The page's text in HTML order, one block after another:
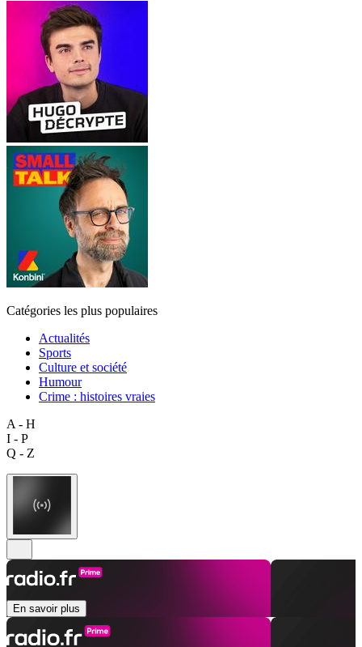
Catégories les plus populaires
Actualités
Sports
Culture et société
Humour
Crime : histoires vraies
A - H
I - P
Q - Z
En savoir plus